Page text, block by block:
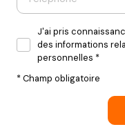
J'ai pris
des informations
personnelles *
* Champ obligatoire